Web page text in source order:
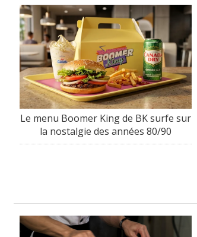
Le menu Boomer King de BK surfe sur
la nostalgie des années 80/90